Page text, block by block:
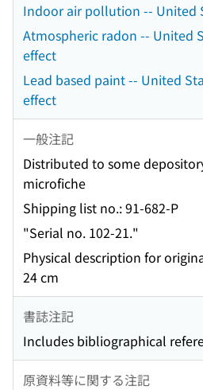
Indoor air pollution -- United
Atmospheric radon -- United
effect
Lead based paint -- United
effect
一般注記
Distributed to some
microfiche
Shipping list no.: 91-682-P
"Serial no. 102-21."
Physical description for
24 cm
書誌注記
Includes bibliographical
原資料等に関する注記